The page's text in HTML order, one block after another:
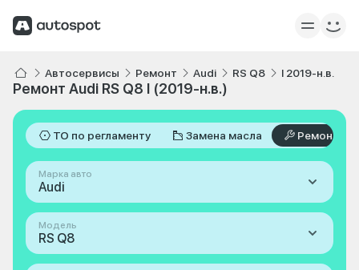
Автосервисы Ремонт Audi RS Q8 I 2019-н.в.
Ремонт Audi RS Q8 I (2019-н.в.)
ТО по регламенту Замена масла Ремонт
Марка авто
Audi
Модель
RS Q8